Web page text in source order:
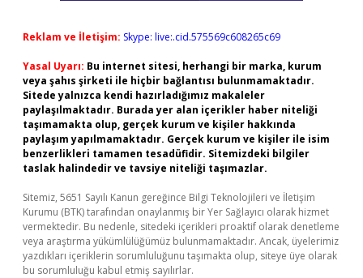
Reklam ve İletişim: Skype: live:.cid.575569c608265c69
Yasal Uyarı: Bu internet sitesi, herhangi bir marka, kurum
veya şahıs şirketi ile hiçbir bağlantısı bulunmamaktadır.
Sitede yalnızca kendi hazırladığımız makaleler
paylaşılmaktadır. Burada yer alan içerikler haber niteliği
taşımamakta olup, gerçek kurum ve kişiler hakkında
paylaşım yapılmamaktadır. Gerçek kurum ve kişiler ile isim
benzerlikleri tamamen tesadüfidir. Sitemizdeki bilgiler
taslak halindedir ve tavsiye niteliği taşımazlar.
Sitemiz, 5651 Sayılı Kanun gereğince Bilgi Teknolojileri ve İletişim
Kurumu (BTK) tarafından onaylanmış bir Yer Sağlayıcı olarak hizmet
vermektedir. Bu nedenle, sitedeki içerikleri proaktif olarak denetleme
veya araştırma yükümlülüğümüz bulunmamaktadır. Ancak, üyelerimiz
yazdıkları içeriklerin sorumluluğunu taşımakta olup, siteye üye olarak
bu sorumluluğu kabul etmiş sayılırlar.